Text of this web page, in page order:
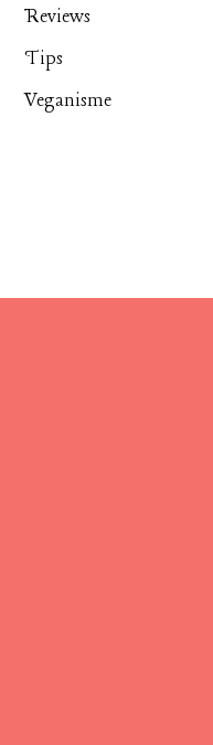
Reviews
Tips
Veganisme